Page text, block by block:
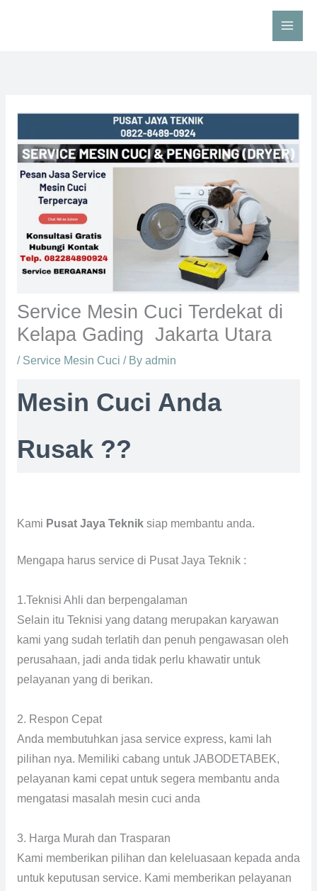
Service Mesin Cuci Terdekat di
Kelapa Gading Jakarta Utara
/ Service Mesin Cuci / By admin
Mesin Cuci Anda
Rusak ??
Kami Pusat Jaya Tekniksiap membantu anda.
Mengapa harus service di Pusat Jaya Teknik :
1.Teknisi Ahli dan berpengalaman
Selain itu Teknisi yang datang merupakan karyawan
kami yang sudah terlatih dan penuh pengawasan oleh
perusahaan, jadi anda tidak perlu khawatir untuk
pelayanan yang di berikan.
2. Respon Cepat
Anda membutuhkan jasa service express, kami lah
pilihan nya. Memiliki cabang untuk JABODETABEK,
pelayanan kami cepat untuk segera membantu anda
mengatasi masalah mesin cuci anda
3. Harga Murah dan Trasparan
Kami memberikan pilihan dan keleluasaan kepada anda
untuk keputusan service. Kami memberikan pelayanan